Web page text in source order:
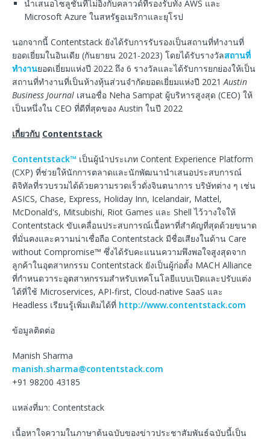
นำเสนอโซลูชันที่ไม่อิงกับคลาวด์ที่รองรับทั้ง AWS และ
Microsoft Azure ในสหรัฐอเมริกาและยุโรป
นอกจากนี้ Contentstack ยังได้รับการรับรองเป็นสถานที่ทำงานที่
ยอดเยี่ยมในอินเดีย (กันยายน 2021-2023) โดยได้รับรางวัลสถานที่
ทำงานยอดเยี่ยมแห่งปี 2022 ถึง 6 รางวัลและได้รับการยกย่องให้เป็น
สถานที่ทำงานที่เป็นห้างหุ้นส่วนจำกัดยอดเยี่ยมแห่งปี 2021 Austin
Business Journal เสนอชื่อ Neha Sampat ผู้บริหารสูงสุด (CEO) ให้
เป็นหนึ่งใน CEO ที่ดีที่สุดของ Austin ในปี 2022
เกี่ยวกับ Contentstack
Contentstack™ เป็นผู้นำประเภท Content Experience Platform
(CXP) ที่ช่วยให้นักการตลาดและนักพัฒนานำเสนอประสบการณ์
ดิจิทัลที่รวบรวมได้ด้วยความรวดเร็วดั่งจินตนาการ บริษัทต่าง ๆ เช่น
ASICS, Chase, Express, Holiday Inn, Icelandair, Mattel,
McDonald's, Mitsubishi, Riot Games และ Shell ไว้วางใจให้
Contentstack ขับเคลื่อนประสบการณ์เนื้อหาที่สำคัญที่สุดด้วยขนาด
ที่มั่นคงและความน่าเชื่อถือ Contentstack มีชื่อเสียงในด้าน Care
without Compromise™ ซึ่งได้รับคะแนนความพึงพอใจสูงสุดจาก
ลูกค้าในอุตสาหกรรม Contentstack ยังเป็นผู้ก่อตั้ง MACH Alliance
ที่กำหนดวาระอุตสาหกรรมสำหรับเทคโนโลยีแบบเปิดและปรับแต่ง
ได้ที่ใช้ Microservices, API-first, Cloud-native SaaS และ
Headless เรียนรู้เพิ่มเติมได้ที่ http://www.contentstack.com
ข้อมูลติดต่อ
Manish Sharma
manish.sharma@contentstack.com
+91 98200 43185
แหล่งที่มา: Contentstack
เนื้อหาใจความในภาษาต้นฉบับของข่าวประชาสัมพันธ์ฉบับนี้เป็น